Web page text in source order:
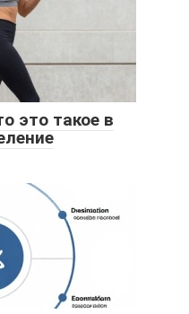
это такое в